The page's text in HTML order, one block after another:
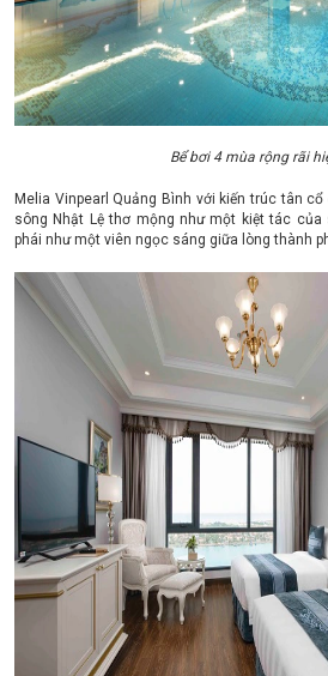
Bể bơi 4 mùa rộng rãi
Melia Vinpearl Quảng Bình với kiến trúc tân
sông Nhật Lệ thơ mộng như một kiệt tác của
phái như một viên ngọc sáng giữa lòng thành